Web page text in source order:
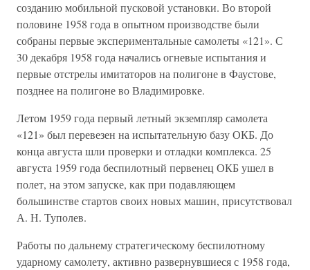
созданию мобильной пусковой установки. Во второй
половине 1958 года в опытном производстве были
собраны первые экспериментальные самолеты «121». С
30 декабря 1958 года начались огневые испытания и
первые отстрелы имитаторов на полигоне в Фаустове,
позднее на полигоне во Владимировке.
Летом 1959 года первый летный экземпляр самолета
«121» был перевезен на испытательную базу ОКБ. До
конца августа шли проверки и отладки комплекса. 25
августа 1959 года беспилотный первенец ОКБ ушел в
полет, на этом запуске, как при подавляющем
большинстве стартов своих новых машин, присутствовал
А. Н. Туполев.
Работы по дальнему стратегическому беспилотному
ударному самолету, активно развернувшиеся с 1958 года,